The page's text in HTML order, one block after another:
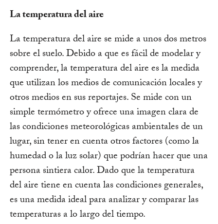
La temperatura del aire
La temperatura del aire se mide a unos dos metros
sobre el suelo. Debido a que es fácil de modelar y
comprender, la temperatura del aire es la medida
que utilizan los medios de comunicación locales y
otros medios en sus reportajes. Se mide con un
simple termómetro y ofrece una imagen clara de
las condiciones meteorológicas ambientales de un
lugar, sin tener en cuenta otros factores (como la
humedad o la luz solar) que podrían hacer que una
persona sintiera calor. Dado que la temperatura
del aire tiene en cuenta las condiciones generales,
es una medida ideal para analizar y comparar las
temperaturas a lo largo del tiempo.